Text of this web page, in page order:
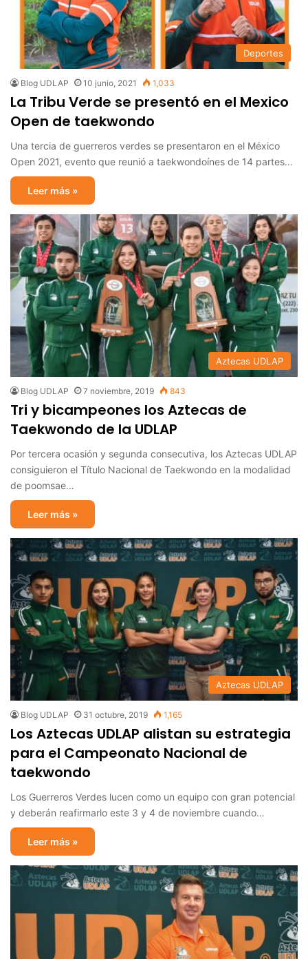
Deportes
Blog UDLAP 10 junio, 2021 1,033
La Tribu Verde se presentó en el Mexico
Open de taekwondo
Una tercia de guerreros verdes se presentaron en el México
Open 2021, evento que reunió a taekwondoínes de 14 partes…
Leer más »
Aztecas UDLAP
Blog UDLAP 7 noviembre, 2019 843
Tri y bicampeones los Aztecas de
Taekwondo de la UDLAP
Por tercera ocasión y segunda consecutiva, los Aztecas UDLAP
consiguieron el Título Nacional de Taekwondo en la modalidad
de poomsae…
Leer más »
Aztecas UDLAP
Blog UDLAP 31 octubre, 2019 1,165
Los Aztecas UDLAP alistan su estrategia
para el Campeonato Nacional de
taekwondo
Los Guerreros Verdes lucen como un equipo con gran potencial
y deberán reafirmarlo este 3 y 4 de noviembre cuando…
Leer más »